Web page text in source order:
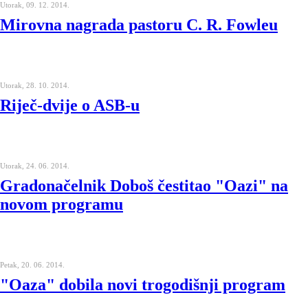
Utorak, 09. 12. 2014.
Mirovna nagrada pastoru C. R. Fowleu
Utorak, 28. 10. 2014.
Riječ-dvije o ASB-u
Utorak, 24. 06. 2014.
Gradonačelnik Doboš čestitao "Oazi" na
novom programu
Petak, 20. 06. 2014.
"Oaza" dobila novi trogodišnji program